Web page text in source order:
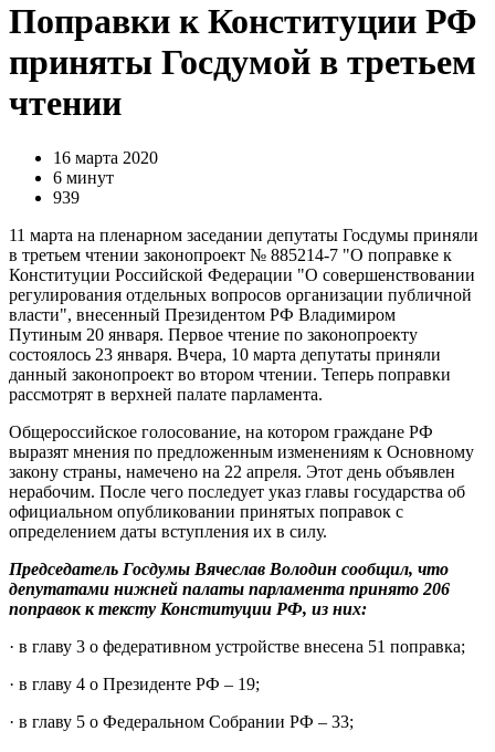
Поправки к Конституции РФ
приняты Госдумой в третьем
чтении
16 марта 2020
6 минут
939
11 марта на пленарном заседании депутаты Госдумы приняли
в третьем чтении законопроект № 885214-7 "О поправке к
Конституции Российской Федерации "О совершенствовании
регулирования отдельных вопросов организации публичной
власти", внесенный Президентом РФ Владимиром
Путиным 20 января. Первое чтение по законопроекту
состоялось 23 января. Вчера, 10 марта депутаты приняли
данный законопроект во втором чтении. Теперь поправки
рассмотрят в верхней палате парламента.
Общероссийское голосование, на котором граждане РФ
выразят мнения по предложенным изменениям к Основному
закону страны, намечено на 22 апреля. Этот день объявлен
нерабочим. После чего последует указ главы государства об
официальном опубликовании принятых поправок с
определением даты вступления их в силу.
Председатель Госдумы Вячеслав Володин сообщил, что
депутатами нижней палаты парламента принято 206
поправок к тексту Конституции РФ, из них:
· в главу 3 о федеративном устройстве внесена 51 поправка;
· в главу 4 о Президенте РФ – 19;
· в главу 5 о Федеральном Собрании РФ – 33;